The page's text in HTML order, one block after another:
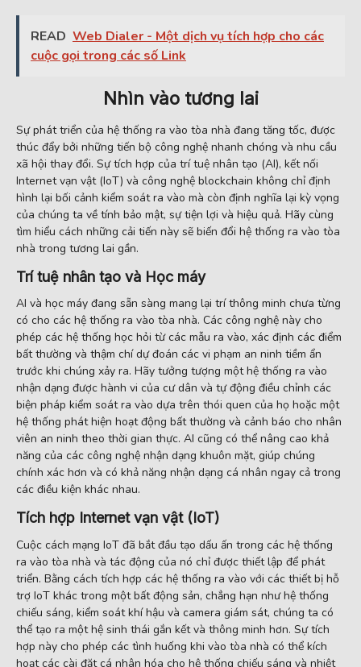
READ Web Dialer - Một dịch vụ tích hợp cho các
cuộc gọi trong các số Link
Nhìn vào tương lai
Sự phát triển của hệ thống ra vào tòa nhà đang tăng tốc, được
thúc đẩy bởi những tiến bộ công nghệ nhanh chóng và nhu cầu
xã hội thay đổi. Sự tích hợp của trí tuệ nhân tạo (AI), kết nối
Internet vạn vật (IoT) và công nghệ blockchain không chỉ định
hình lại bối cảnh kiểm soát ra vào mà còn định nghĩa lại kỳ vọng
của chúng ta về tính bảo mật, sự tiện lợi và hiệu quả. Hãy cùng
tìm hiểu cách những cải tiến này sẽ biến đổi hệ thống ra vào tòa
nhà trong tương lai gần.
Trí tuệ nhân tạo và Học máy
AI và học máy đang sẵn sàng mang lại trí thông minh chưa từng
có cho các hệ thống ra vào tòa nhà. Các công nghệ này cho
phép các hệ thống học hỏi từ các mẫu ra vào, xác định các điểm
bất thường và thậm chí dự đoán các vi phạm an ninh tiềm ẩn
trước khi chúng xảy ra. Hãy tưởng tượng một hệ thống ra vào
nhận dạng được hành vi của cư dân và tự động điều chỉnh các
biện pháp kiểm soát ra vào dựa trên thói quen của họ hoặc một
hệ thống phát hiện hoạt động bất thường và cảnh báo cho nhân
viên an ninh theo thời gian thực. AI cũng có thể nâng cao khả
năng của các công nghệ nhận dạng khuôn mặt, giúp chúng
chính xác hơn và có khả năng nhận dạng cá nhân ngay cả trong
các điều kiện khác nhau.
Tích hợp Internet vạn vật (IoT)
Cuộc cách mạng IoT đã bắt đầu tạo dấu ấn trong các hệ thống
ra vào tòa nhà và tác động của nó chỉ được thiết lập để phát
triển. Bằng cách tích hợp các hệ thống ra vào với các thiết bị hỗ
trợ IoT khác trong một bất động sản, chẳng hạn như hệ thống
chiếu sáng, kiểm soát khí hậu và camera giám sát, chúng ta có
thể tạo ra một hệ sinh thái gắn kết và thông minh hơn. Sự tích
hợp này cho phép các tình huống khi vào tòa nhà có thể kích
hoạt các cài đặt cá nhân hóa cho hệ thống chiếu sáng và nhiệt